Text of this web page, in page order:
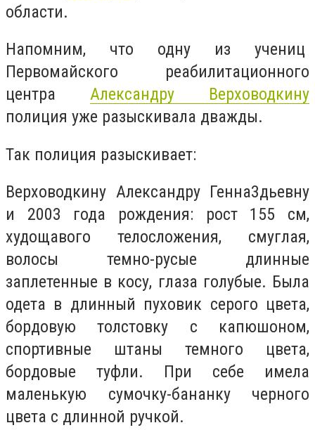
области.
Напомним, что одну из учениц
Первомайского реабилитационного
центра Александру Верховодкину
полиция уже разыскивала дважды.
Так полиция разыскивает:
Верховодкину Александру Генна3дьевну
и 2003 года рождения: рост 155 см,
худощавого телосложения, смуглая,
волосы темно-русые длинные
заплетенные в косу, глаза голубые. Была
одета в длинный пуховик серого цвета,
бордовую толстовку с капюшоном,
спортивные штаны темного цвета,
бордовые туфли. При себе имела
маленькую сумочку-бананку черного
цвета с длинной ручкой.